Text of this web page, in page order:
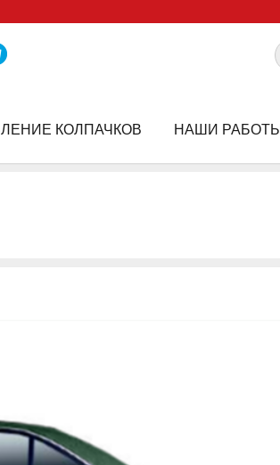
КОЛПАЧКОВ
НАШИ РАБОТЫ